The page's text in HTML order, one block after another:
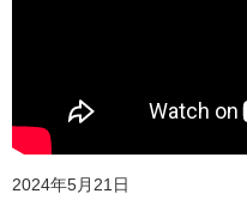
2024年5月21日